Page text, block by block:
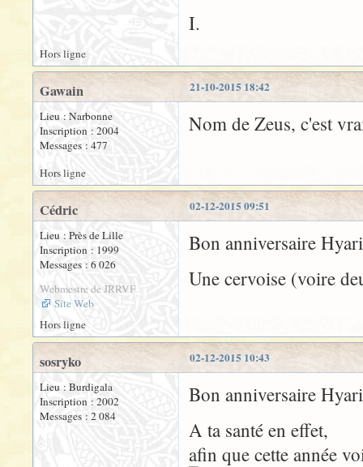
I.
Hors ligne
21-10-2015 18:42
Gawain
Lieu : Narbonne
Inscription : 2004
Messages : 477
Nom de Zeus, c'est
Hors ligne
02-12-2015 09:51
Cédric
Lieu : Près de Lille
Inscription : 1999
Messages : 6 026
Webmestre de JRRVF
Site Web
Bon anniversaire
Une cervoise (voire
Hors ligne
02-12-2015 10:43
sosryko
Lieu : Burdigala
Inscription : 2002
Messages : 2 084
Bon anniversaire
A ta santé en effet,
afin que cette année